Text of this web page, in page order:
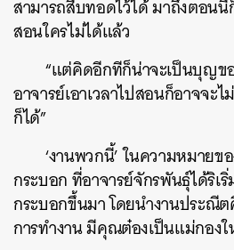
สามารถสืบทอดไว้ได้ มาถึงตอน
สอนใครไม่ได้แล้ว
“แต่คิดอีกทีก็น่าจะเป็นบุญข
อาจารย์เอาเวลาไปสอนก็อาจจะ
ก็ได้”
‘งานพวกนี้’ ในความหมาย
กระบอก ที่อาจารย์จักรพันธ์ุได้ริเ
กระบอกขึ้นมา โดยนำงานประณี
การทำงาน มีคุณต๋องเป็นแม่กอง